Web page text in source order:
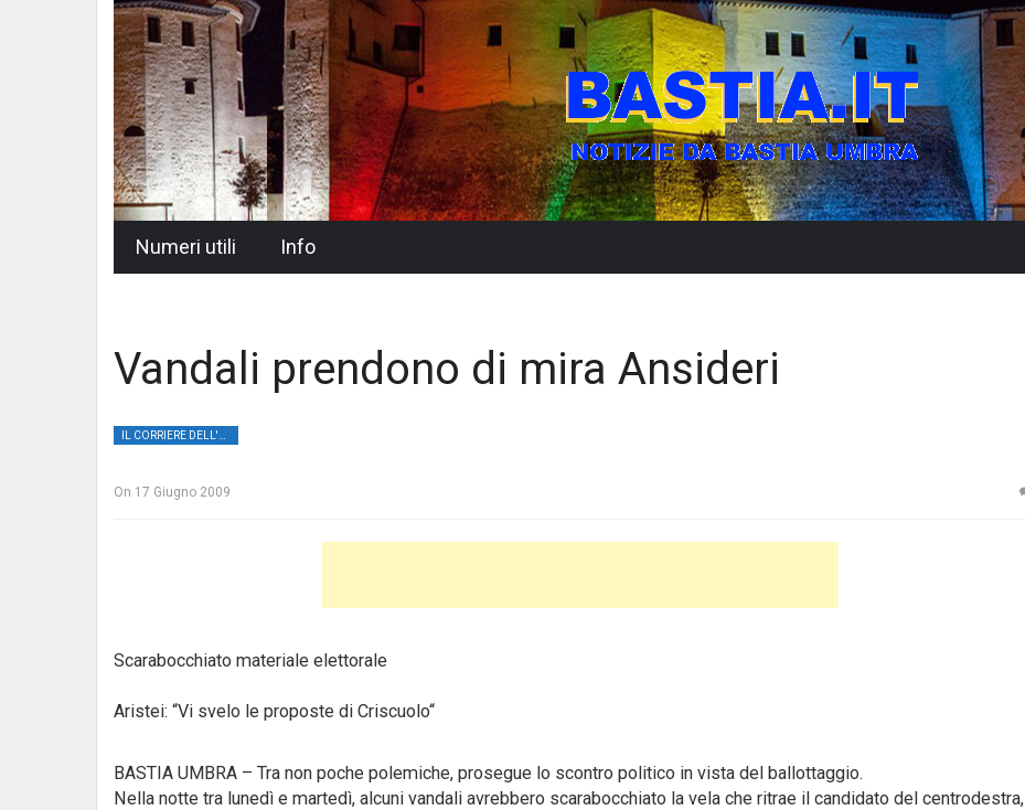
Numeri utili Info
Vandali prendono di mira Ansideri
On 17 Giugno 2009
Scarabocchiato materiale elettorale
Aristei: “Vi svelo le proposte di Criscuolo“
BASTIA UMBRA – Tra non poche polemiche, prosegue lo scontro politico in vista del ballottaggio.
Nella notte tra lunedì e martedì, alcuni vandali avrebbero scarabocchiato la vela che ritrae il candidato del centrodestra,